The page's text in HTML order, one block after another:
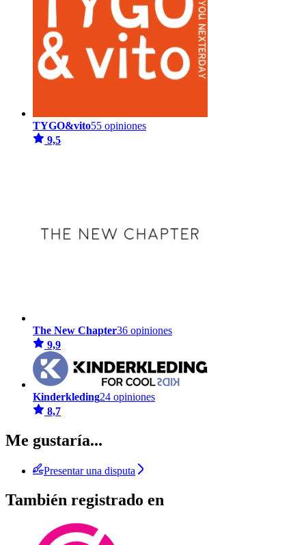
TYGO&vito55 opiniones
9,5
The New Chapter36 opiniones
9,9
Kinderkleding24 opiniones
8,7
Me gustaría...
Presentar una disputa
También registrado en